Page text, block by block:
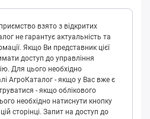
взято з відкритих
не гарантує актуальність та
Якщо Ви представник цієї
доступ до управління
Для цього необхідно
АгроКаталог - якщо у Вас вже є
- якщо облікового
необхідно натиснути кнопку
сторінці. Запит на доступ до